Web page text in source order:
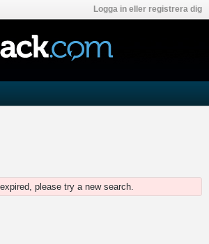
Logga in eller registrera dig
please try a new search.